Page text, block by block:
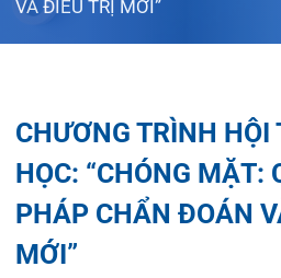
Giờ làm việc
Lịch khám bác sĩ Hà Nội
Văn bản pháp quy
Bảo lãnh viện phí
Chạy thận nhân tạo
Lấy mẫu xét nghiệm tại nhà
Phục vụ đồ ăn
Khoa Khám bệnh
Khoa Chẩn đoán hình ảnh –
năng
Khoa Răng Hàm Mặt
FLS
Khách hàng
Lịch khám
Hòm thư góp ý
Tin tức
Tin mới
Dược lâm sàng
HỌC: “CHÓNG MẶT: CÁC
PHÁP CHẨN ĐOÁN VÀ
MỚI”
11/06/2025